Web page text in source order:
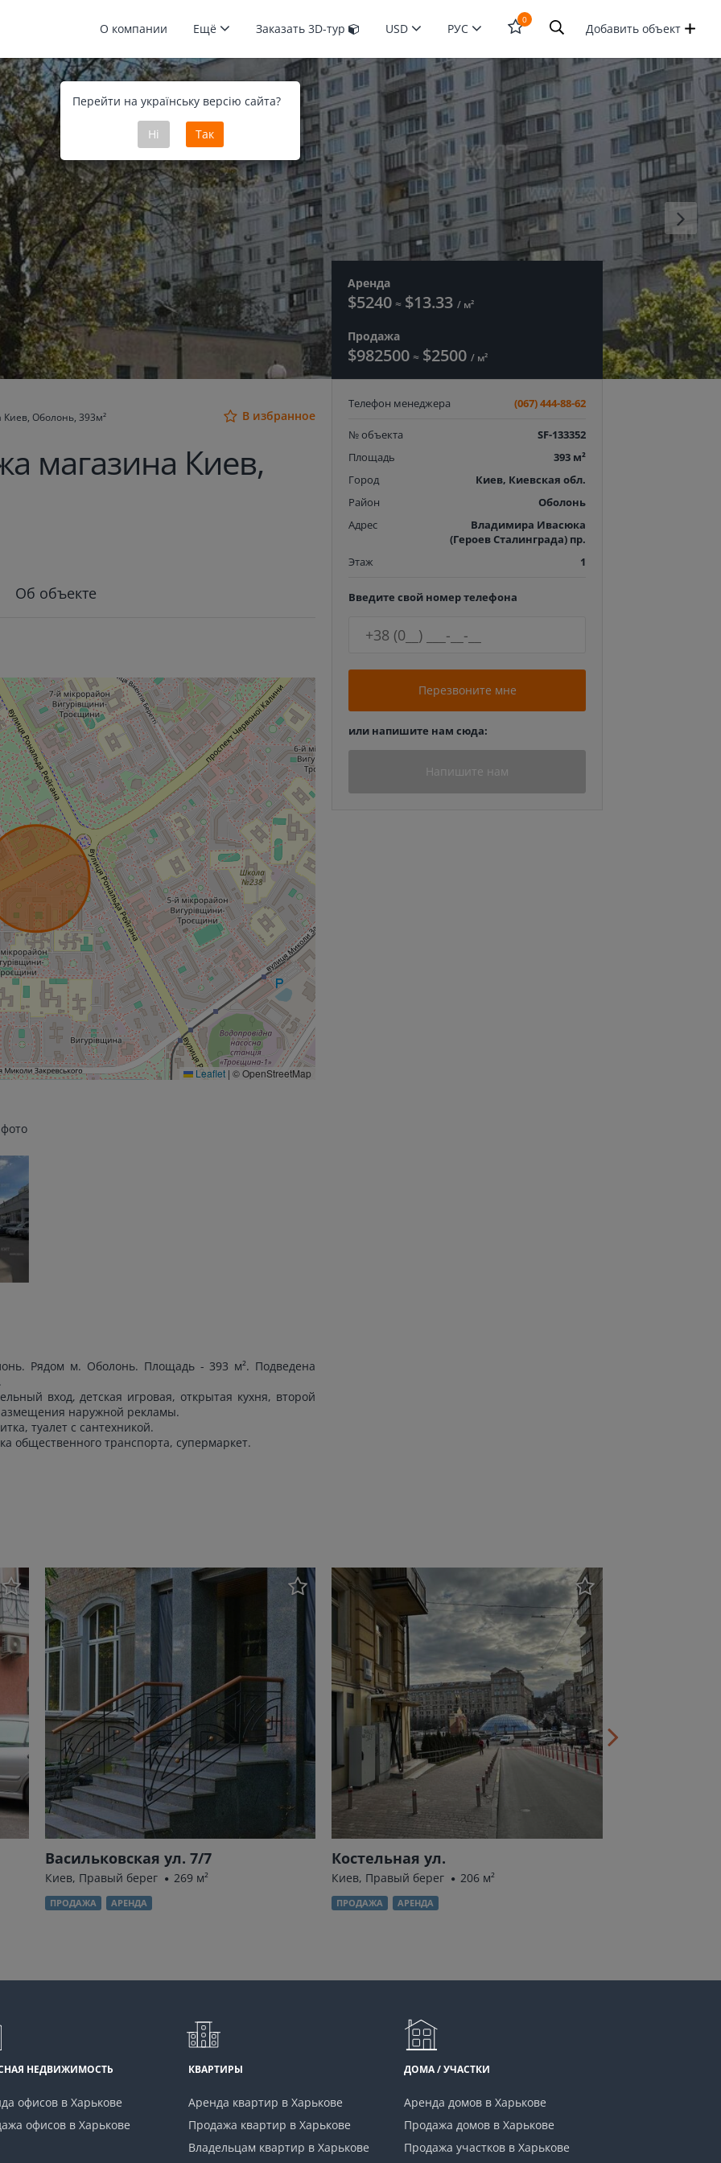
О компании Ещё Заказать 3D-тур USD РУС
0
Открыть
форму
поиска
Добавить объект
Перейти на українську версію сайта?
Ні Так
Оболонь, 393м² В избранное
магазина Киев,
Аренда
$5240 ≈ $13.33/ м²
Продажа
$982500 ≈ $2500/ м²
Телефон менеджера (067) 444-88-62
№ объекта
SF-133352
Площадь
393 м²
Город
Киев, Киевская обл.
Район
Оболонь
Адрес
Владимира Ивасюка
(Героев Сталинграда) пр.
Этаж
1
Введите свой номер телефона
Перезвоните мне
или напишите нам сюда:
Напишите нам
Об объекте
Leaflet | © OpenStreetMap
Рядом м. Оболонь. Площадь - 393 м². Подведена
вход, детская игровая, открытая кухня, второй
наружной рекламы.
туалет с сантехникой.
общественного транспорта, супермаркет.
Васильковская ул. 7/7
Киев, Правый берег 269 м²
ПРОДАЖА АРЕНДА
Костельная ул.
Киев, Правый берег 206 м²
ПРОДАЖА АРЕНДА
НЕДВИЖИМОСТЬ
офисов в Харькове
офисов в Харькове
КВАРТИРЫ
Аренда квартир в Харькове
Продажа квартир в Харькове
Владельцам квартир в Харькове
ДОМА / УЧАСТКИ
Аренда домов в Харькове
Продажа домов в Харькове
Продажа участков в Харькове